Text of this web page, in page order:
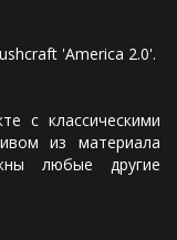
'America 2.0'.
классическими
из материала
любые другие